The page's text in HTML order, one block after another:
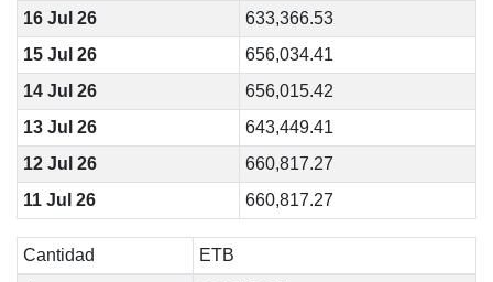
16 Jul 26
633,366.53
15 Jul 26
656,034.41
14 Jul 26
656,015.42
13 Jul 26
643,449.41
12 Jul 26
660,817.27
11 Jul 26
660,817.27
Cantidad
ETB